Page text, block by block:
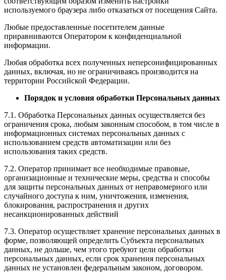
используемого браузера либо отказаться от посещения Сайта.
Любые предоставленные посетителем данные
приравниваются Оператором к конфиденциальной
информации.
Любая обработка всех полученных неперсонифицированных
данных, включая, но не ограничиваясь производится на
территории Российской Федерации.
Порядок и условия обработки Персональных данных
7.1. Обработка Персональных данных осуществляется без
ограничения срока, любым законным способом, в том числе в
информационных системах персональных данных с
использованием средств автоматизации или без
использования таких средств.
7.2. Оператор принимает все необходимые правовые,
организационные и технические меры, средства и способы
для защиты персональных данных от неправомерного или
случайного доступа к ним, уничтожения, изменения,
блокирования, распространения и других
несанкционированных действий
7.3. Оператор осуществляет хранение персональных данных в
форме, позволяющей определить Субъекта персональных
данных, не дольше, чем этого требуют цели обработки
персональных данных, если срок хранения персональных
данных не установлен федеральным законом, договором.